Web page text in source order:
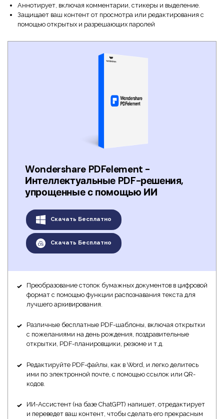
Аннотирует, включая комментарии, стикеры и выделение.
Защищает ваш контент от просмотра или редактирования с
помощью открытых и разрешающих паролей
Wondershare PDFelement -
Интеллектуальные PDF-решения,
упрощенные с помощью ИИ
Скачать Бесплатно
Скачать Бесплатно
Преобразование стопок бумажных документов в цифровой
формат с помощью функции распознавания текста для
лучшего архивирования.
Различные бесплатные PDF-шаблоны, включая открытки
с пожеланиями на день рождения, поздравительные
открытки, PDF-планировщики, резюме и т.д.
Редактируйте PDF-файлы, как в Word, и легко делитесь
ими по электронной почте, с помощью ссылок или QR-
кодов.
ИИ-Ассистент (на базе ChatGPT) напишет, отредактирует
и переведет ваш контент, чтобы сделать его прекрасным